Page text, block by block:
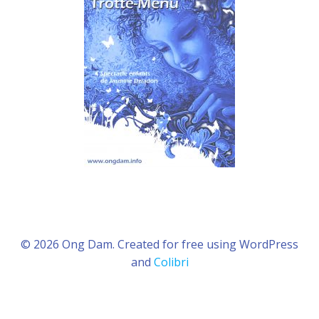
© 2026 Ong Dam. Created for free using WordPress
and Colibri